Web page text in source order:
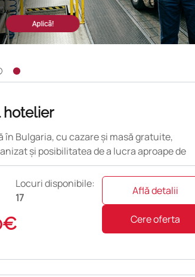
hotelier
în Bulgaria, cu cazare și masă gratuite,
și posibilitatea de a lucra aproape de
Locuri disponibile:
17
Află detalii
Cere oferta